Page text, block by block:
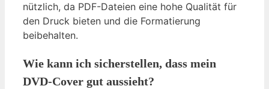
nützlich, da PDF-Dateien eine hohe Qualität für
den Druck bieten und die Formatierung
beibehalten.
Wie kann ich sicherstellen, dass mein
DVD-Cover gut aussieht?